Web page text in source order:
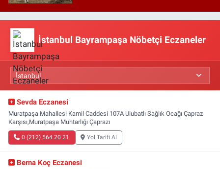
İstanbul Bayrampaşa Nöbetçi Eczaneler
Sevda Eczanesi
Muratpaşa Mahallesi Kamil Caddesi 107A Ulubatlı Sağlık Ocağı Çapraz
Karşısı,Muratpaşa Muhtarlığı Çaprazı
0 (212) 564 20 21 Yol Tarifi Al
Berna Koç Eczanesi